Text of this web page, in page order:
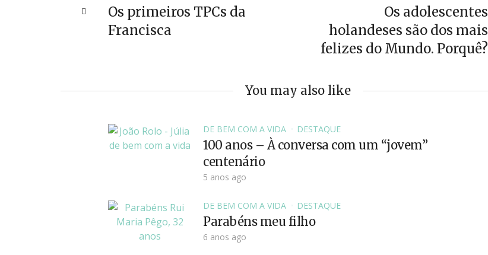
Os primeiros TPCs da
Francisca
Os adolescentes
holandeses são dos mais
felizes do Mundo. Porquê?
You may also like
DE BEM COM A VIDA DESTAQUE
100 anos – À conversa com um “jovem”
centenário
5 anos ago
DE BEM COM A VIDA DESTAQUE
Parabéns meu filho
6 anos ago